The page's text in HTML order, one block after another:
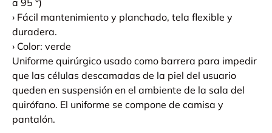
a 95 °)
› Fácil mantenimiento y planchado, tela flexible y
duradera.
› Color: verde
Uniforme quirúrgico usado como barrera para impedir
que las células descamadas de la piel del usuario
queden en suspensión en el ambiente de la sala del
quirófano. El uniforme se compone de camisa y
pantalón.